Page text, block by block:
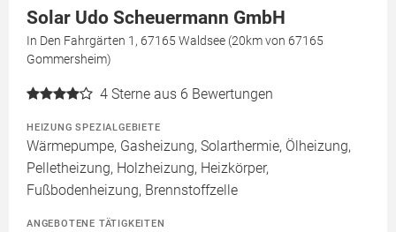
Solar Udo Scheuermann GmbH
In Den Fahrgärten 1, 67165 Waldsee (20km von 67165
Gommersheim)
4 Sterne aus 6 Bewertungen
HEIZUNG SPEZIALGEBIETE
Wärmepumpe, Gasheizung, Solarthermie, Ölheizung,
Pelletheizung, Holzheizung, Heizkörper,
Fußbodenheizung, Brennstoffzelle
ANGEBOTENE TÄTIGKEITEN